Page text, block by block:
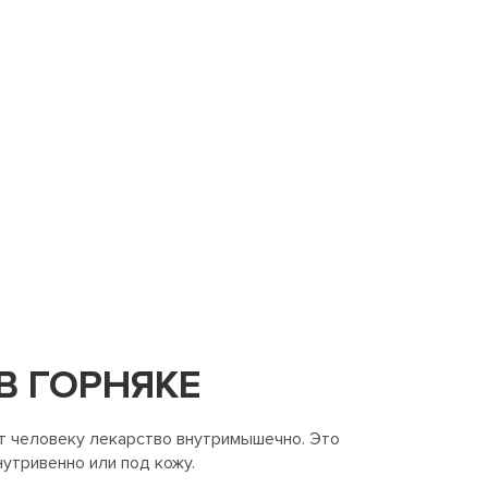
ГОРНЯКЕ
человеку лекарство внутримышечно. Это
или под кожу.